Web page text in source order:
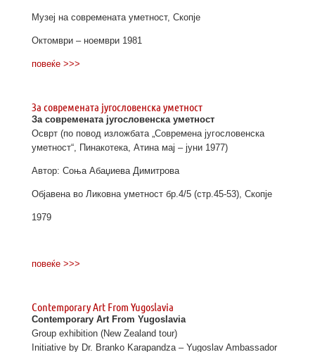
Музеј на современата уметност, Скопје
Октомври – ноември 1981
повеќе >>>
За современата југословенска уметност
За современата југословенска уметност
Осврт (по повод изложбата „Современа југословенска
уметност“, Пинакотека, Атина мај – јуни 1977)
Автор: Соња Абаџиева Димитрова
Објавена во Ликовна уметност бр.4/5 (стр.45-53), Скопје
1979
повеќе >>>
Contemporary Art From Yugoslavia
Contemporary Art From Yugoslavia
Group exhibition (New Zealand tour)
Initiative by Dr. Branko Karapandza – Yugoslav Ambassador